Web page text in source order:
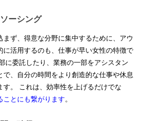
ーシング
まず、得意な分野に集中するために、アウ
に活用するのも、仕事が早い女性の特徴で
に委託したり、業務の一部をアシスタン
で、自分の時間をより創造的な仕事や休息
す。 これは、効率性を上げるだけでな
ことにも繋がります。